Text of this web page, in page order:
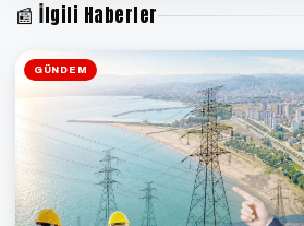
📰 İlgili Haberler
GÜNDEM